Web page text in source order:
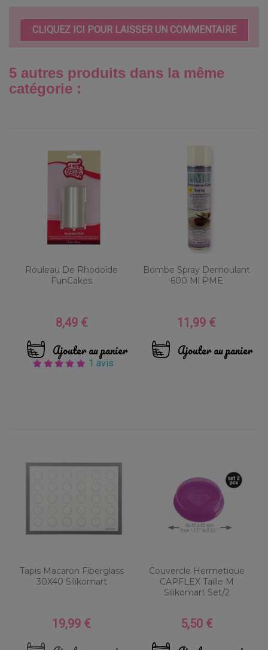
CLIQUEZ ICI POUR LAISSER UN COMMENTAIRE
5 autres produits dans la même
catégorie :
Rouleau De Rhodoïde
FunCakes
Prix
8,49 €
Ajouter au panier
1 avis
Bombe Spray Demoulant
600 Ml PME
Prix
11,99 €
Ajouter au panier
Tapis Macaron Fiberglass
30X40 Silikomart
Prix
19,99 €
Couvercle Hermetique
CAPFLEX Taille M
Silikomart Set/2
Prix
5,50 €